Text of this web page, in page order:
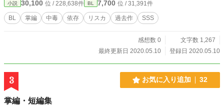
小説 30,100 位 / 228,638件 BL 7,700 位 / 31,391件
BL 掌編 中毒 依存 リスカ 過去作 SSS
感想数 0
文字数 1,267
最終更新日 2020.05.10
登録日 2020.05.10
3 お気に入り追加 32
掌編・短編集